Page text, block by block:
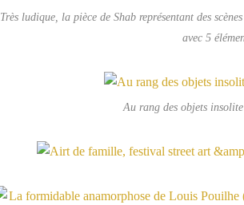
Très ludique, la pièce de Shab représentant des
avec 5
Au rang des objets